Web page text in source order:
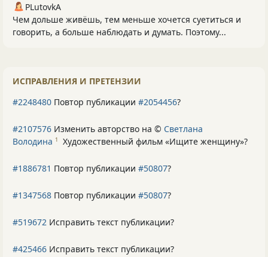
PLutоvkА
Чем дольше живёшь, тем меньше хочется суетиться и
говорить, а больше наблюдать и думать. Поэтому...
ИСПРАВЛЕНИЯ И ПРЕТЕНЗИИ
#2248480 Повтор публикации #2054456?
#2107576 Изменить авторство на © Светлана
Володина 1 Художественный фильм «Ищите женщину»?
#1886781 Повтор публикации #50807?
#1347568 Повтор публикации #50807?
#519672 Исправить текст публикации?
#425466 Исправить текст публикации?